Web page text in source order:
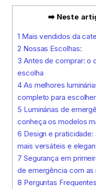
➡️ Neste
1 Mais vendidos da
2 Nossas Escolhas:
3 Antes de comprar: o
escolha
4As melhores
completo para
5 Luminárias de
conheça os modelos
6 Design e
mais versáteis e
7 Segurança em
de emergência com
8 Perguntas